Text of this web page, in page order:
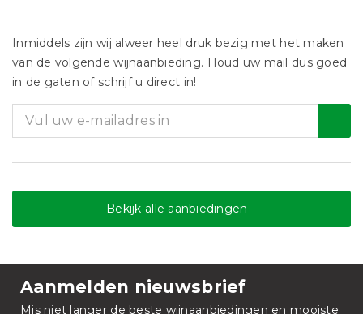
Inmiddels zijn wij alweer heel druk bezig met het maken
van de volgende wijnaanbieding. Houd uw mail dus goed
in de gaten of schrijf u direct in!
Bekijk alle aanbiedingen
Aanmelden nieuwsbrief
Mis niet langer de beste wijnaanbiedingen en mooiste